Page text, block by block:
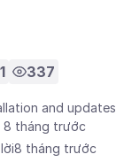
1 337
and updates
8 tháng trước
8 tháng trước